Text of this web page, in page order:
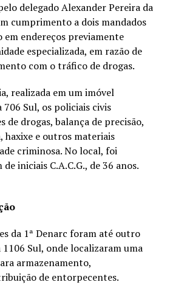
delegado Alexander Pereira da
cumprimento a dois mandados
em endereços previamente
especializada, em razão de
com o tráfico de drogas.
realizada em um imóvel
Sul, os policiais civis
de drogas, balança de precisão,
haxixe e outros materiais
criminosa. No local, foi
iniciais C.A.C.G., de 36 anos.
da 1ª Denarc foram até outro
Sul, onde localizaram uma
armazenamento,
de entorpecentes.